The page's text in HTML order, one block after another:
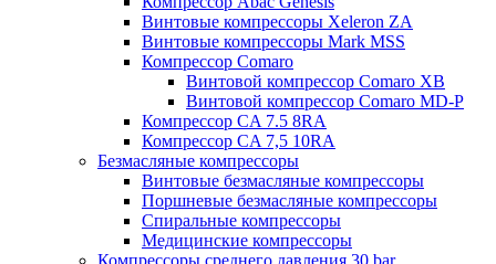
Винтовые компрессоры Xeleron ZA
Винтовые компрессоры Mark MSS
Компрессор Comaro
Винтовой компрессор Comaro XB
Винтовой компрессор Comaro MD-P
Компрессор CA 7.5 8RA
Компрессор CA 7,5 10RA
Безмасляные компрессоры
Винтовые безмасляные компрессоры
Поршневые безмасляные компрессоры
Спиральные компрессоры
Медицинские компрессоры
Компрессоры среднего давления 30 bar